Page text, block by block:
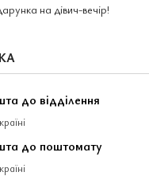
на дівич-вечір!
до відділення
до поштомату